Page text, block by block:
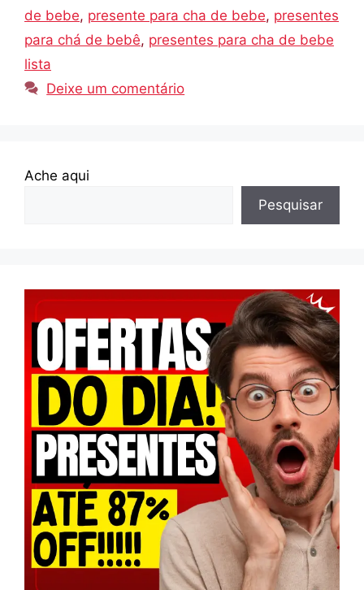
de bebe, presente para cha de bebe, presentes
para chá de bebê, presentes para cha de bebe
lista
Deixe um comentário
Ache aqui
Pesquisar